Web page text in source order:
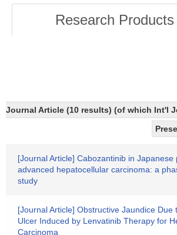
Research Products
Journal Article (10 results) (of which Int'l
[Journal Article] Cabozantinib in Japanese
advanced hepatocellular carcinoma: a
study
[Journal Article] Obstructive Jaundice Due
Ulcer Induced by Lenvatinib Therapy for
Carcinoma